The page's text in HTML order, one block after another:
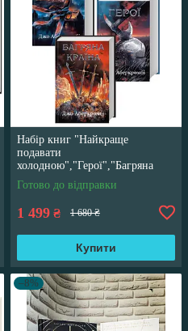
Набір книг "Найкраще
подавати
холодною","Герої","Багряна
країна" Джо Аберкромбі
Готово до відправки
1 499 ₴ 1 680 ₴
Купити
–8%